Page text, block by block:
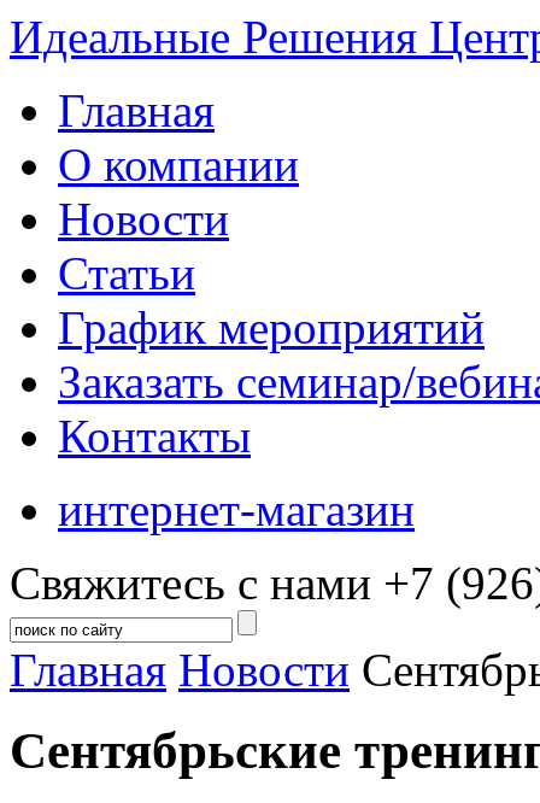
Идеальные Решения
Главная
О компании
Новости
Статьи
График мероприятий
Заказать семинар/
Контакты
интернет-магазин
Свяжитесь с нами +7
Главная Новости
Cентябрьские